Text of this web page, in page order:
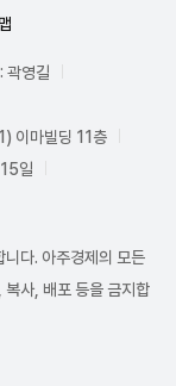
곽영길
이마빌딩 11층
일
다. 아주경제의 모든
사, 배포 등을 금지합